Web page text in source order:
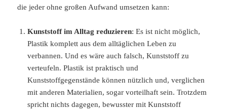
die jeder ohne großen Aufwand umsetzen kann:
Kunststoff im Alltag reduzieren: Es ist nicht möglich,
Plastik komplett aus dem alltäglichen Leben zu
verbannen. Und es wäre auch falsch, Kunststoff zu
verteufeln. Plastik ist praktisch und
Kunststoffgegenstände können nützlich und, verglichen
mit anderen Materialien, sogar vorteilhaft sein. Trotzdem
spricht nichts dagegen, bewusster mit Kunststoff